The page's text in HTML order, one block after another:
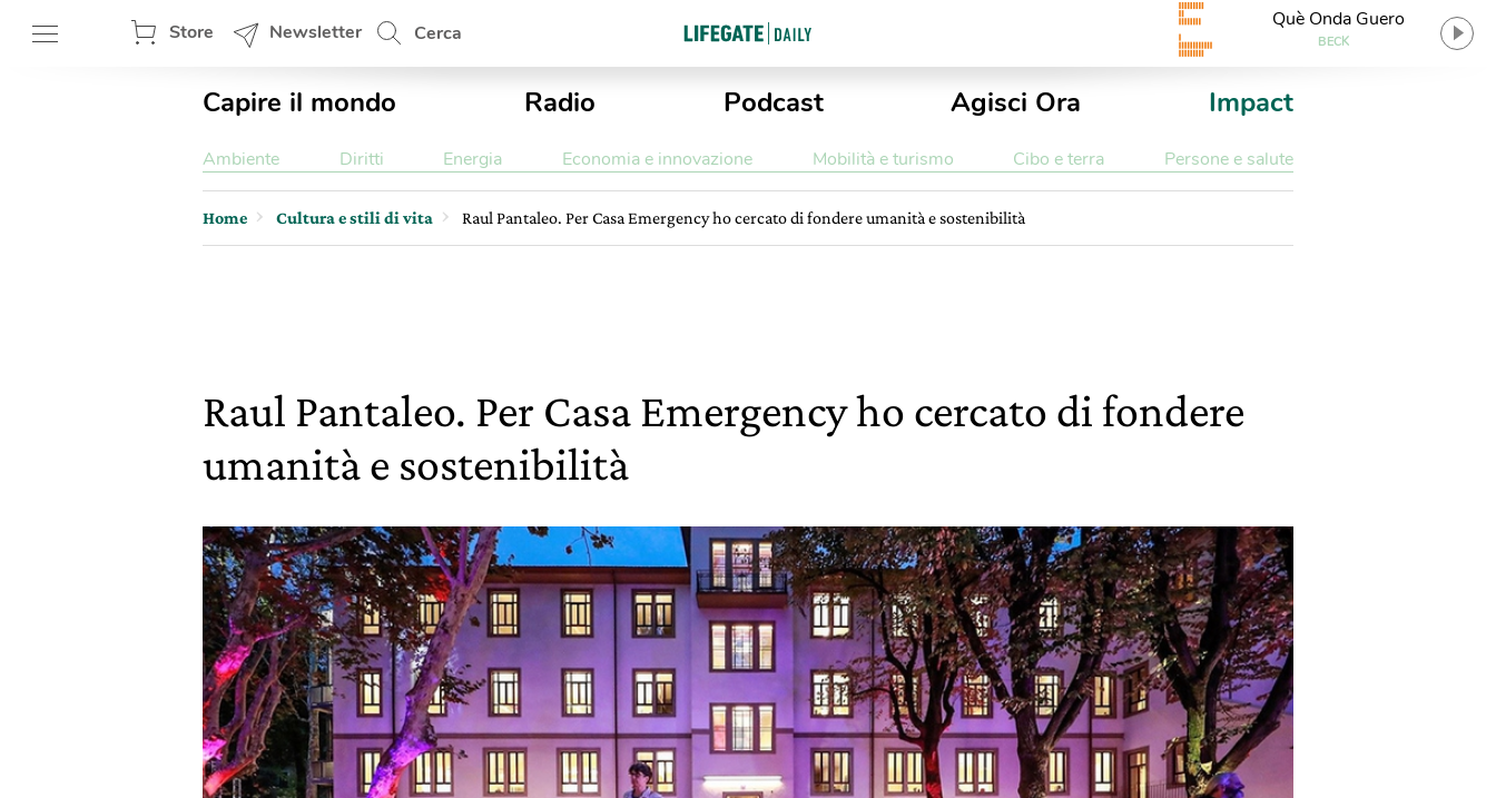
Store Newsletter Cerca
Què Onda Guero
BECK
Capire il mondo Radio Podcast Agisci Ora Impact
Ambiente Diritti Energia Economia e innovazione Mobilità e turismo Cibo e terra Persone e salute
Home Cultura e stili di vita Raul Pantaleo. Per Casa Emergency ho cercato di fondere umanità e sostenibilità
Raul Pantaleo. Per Casa Emergency ho cercato di fondere
umanità e sostenibilità